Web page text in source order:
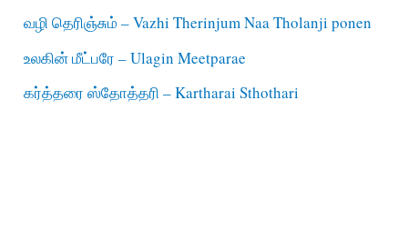
வழி தெரிஞ்சும் – Vazhi Therinjum Naa Tholanji ponen
உலகின் மீட்பரே – Ulagin Meetparae
கர்த்தரை ஸ்தோத்தரி – Kartharai Sthothari